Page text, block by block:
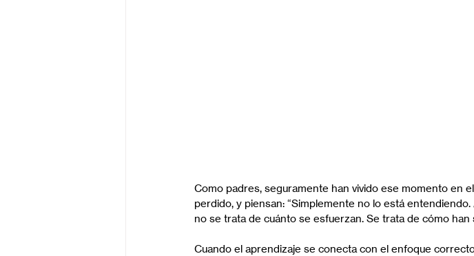
Como padres, seguramente han vivido ese momento en
perdido, y piensan: “Simplemente no lo está
no se trata de cuánto se esfuerzan. Se trata de cómo
Cuando el aprendizaje se conecta con el enfoque